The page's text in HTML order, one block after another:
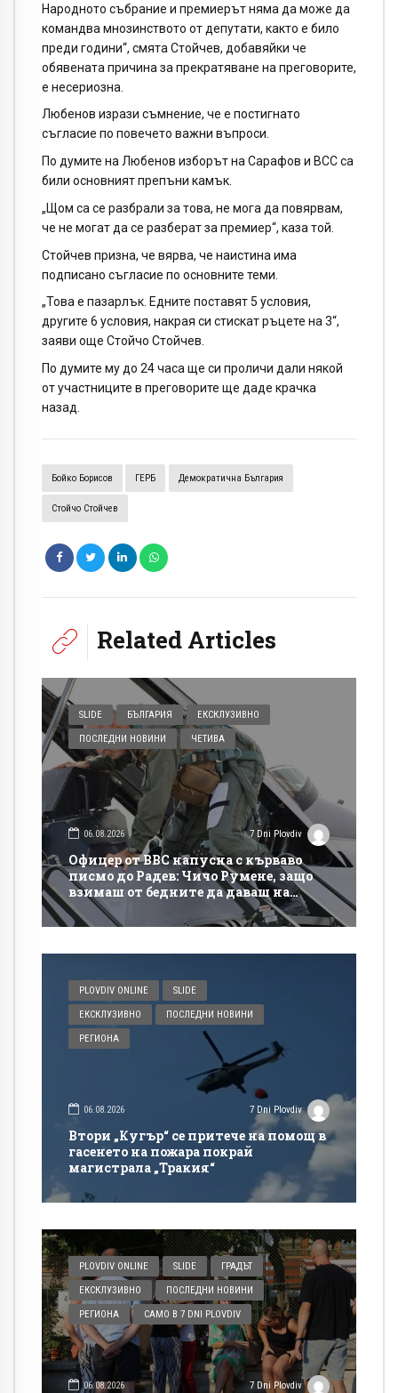
Народното събрание и премиерът няма да може да
командва мнозинството от депутати, както е било
преди години“, смята Стойчев, добавяйки че
обявената причина за прекратяване на преговорите,
е несериозна.
Любенов изрази съмнение, че е постигнато
съгласие по повечето важни въпроси.
По думите на Любенов изборът на Сарафов и ВСС са
били основният препъни камък.
„Щом са се разбрали за това, не мога да повярвам,
че не могат да се разберат за премиер“, каза той.
Стойчев призна, че вярва, че наистина има
подписано съгласие по основните теми.
„Това е пазарлък. Едните поставят 5 условия,
другите 6 условия, накрая си стискат ръцете на 3“,
заяви още Стойчо Стойчев.
По думите му до 24 часа ще си проличи дали някой
от участниците в преговорите ще даде крачка
назад.
Бойко Борисов ГЕРБ Демократична България
Стойчо Стойчев
Related Articles
SLIDE БЪЛГАРИЯ ЕКСКЛУЗИВНО
ПОСЛЕДНИ НОВИНИ ЧЕТИВА
06.08.2026 7 Dni Plovdiv
Офицер от ВВС напусна с кърваво
писмо до Радев: Чичо Румене, защо
взимаш от бедните да даваш на
богатите?
PLOVDIV ONLINE SLIDE
ЕКСКЛУЗИВНО ПОСЛЕДНИ НОВИНИ
РЕГИОНА
06.08.2026 7 Dni Plovdiv
Втори „Кугър“ се притече на помощ в
гасенето на пожара покрай
магистрала „Тракия“
PLOVDIV ONLINE SLIDE ГРАДЪТ
ЕКСКЛУЗИВНО ПОСЛЕДНИ НОВИНИ
РЕГИОНА САМО В 7 DNI PLOVDIV
06.08.2026 7 Dni Plovdiv